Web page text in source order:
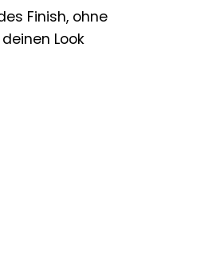
Finish, ohne
Look